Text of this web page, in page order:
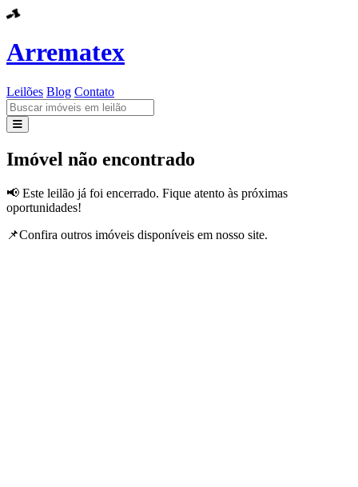
Arrematex
Leilões Blog Contato
Leilões
Imóvel não encontrado
📢 Este leilão já foi encerrado. Fique atento às próximas
oportunidades!
📌Confira outros imóveis disponíveis em nosso site.